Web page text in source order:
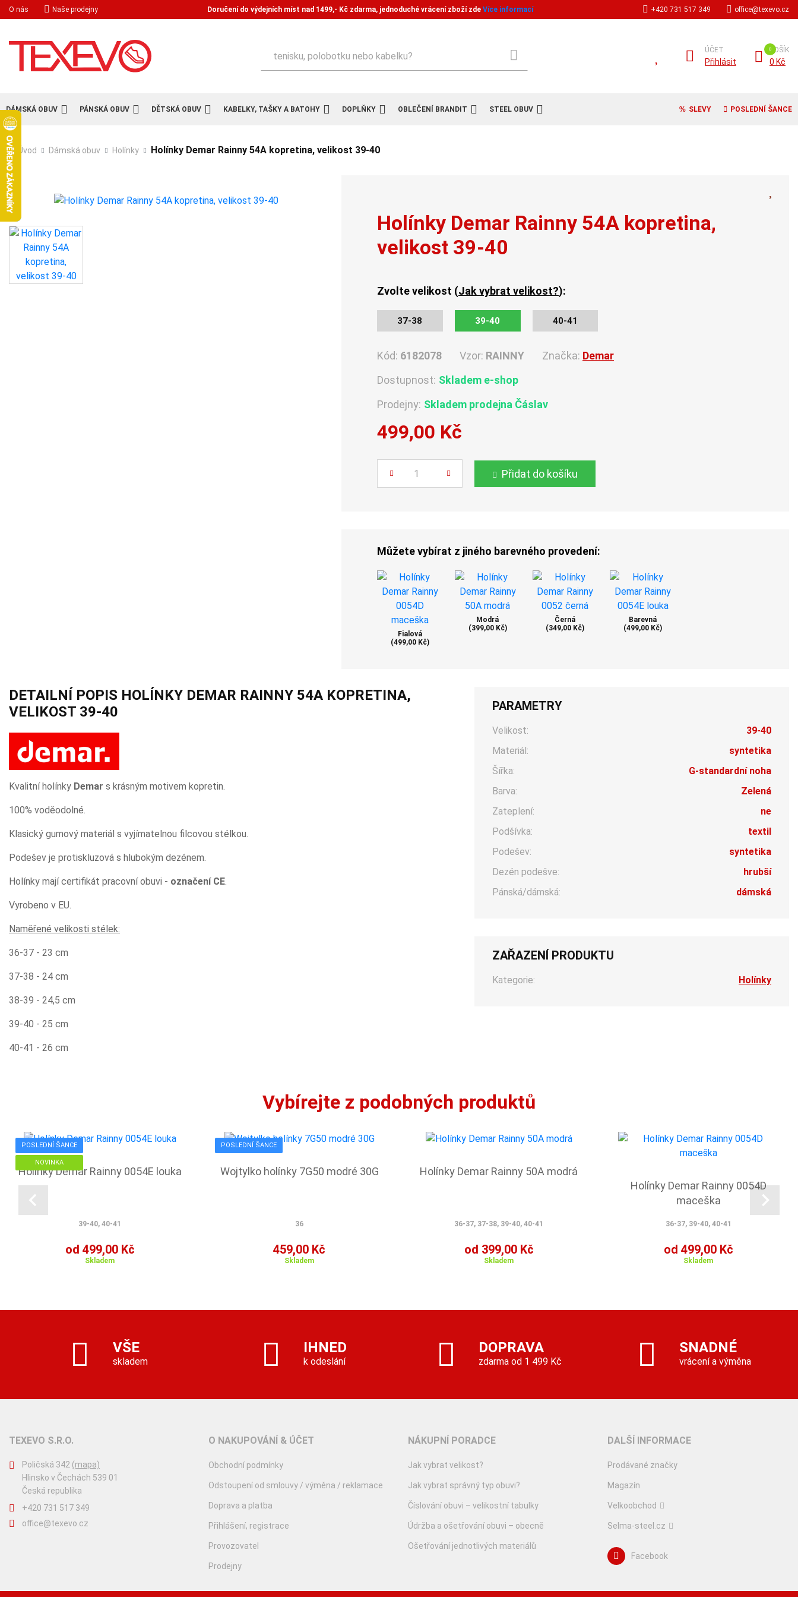
O nás Naše prodejny Doručení do výdejních míst nad 1499,- Kč zdarma, jednoduché vrácení zboží zde Více informací +420 731 517 349 office@texevo.cz
ÚČET
Přihlásit
KOŠÍK
0 Kč
DÁMSKÁ OBUV PÁNSKÁ OBUV DĚTSKÁ OBUV KABELKY, TAŠKY A BATOHY DOPLŇKY OBLEČENÍ BRANDIT STEEL OBUV SLEVY POSLEDNÍ ŠANCE
Úvod Dámská obuv Holínky Holínky Demar Rainny 54A kopretina, velikost 39-40
Holínky Demar Rainny 54A kopretina,
velikost 39-40
Zvolte velikost (Jak vybrat velikost?):
37-38 39-40 40-41
Kód: 6182078 Vzor: RAINNY Značka: Demar
Dostupnost: Skladem e-shop
Prodejny: Skladem prodejna Čáslav
499,00 Kč
Přidat do košíku
Můžete vybírat z jiného barevného provedení:
Fialová
(499,00 Kč)
Modrá
(399,00 Kč)
Černá
(349,00 Kč)
Barevná
(499,00 Kč)
DETAILNÍ POPIS HOLÍNKY DEMAR RAINNY 54A KOPRETINA,
VELIKOST 39-40
Kvalitní holínky Demar s krásným motivem kopretin.
100% voděodolné.
Klasický gumový materiál s vyjímatelnou filcovou stélkou.
Podešev je protiskluzová s hlubokým dezénem.
Holínky mají certifikát pracovní obuvi - označení CE.
Vyrobeno v EU.
Naměřené velikosti stélek:
36-37 - 23 cm
37-38 - 24 cm
38-39 - 24,5 cm
39-40 - 25 cm
40-41 - 26 cm
PARAMETRY
Velikost:
39-40
Materiál:
syntetika
Šířka:
G-standardní noha
Barva:
Zelená
Zateplení:
ne
Podšívka:
textil
Podešev:
syntetika
Dezén podešve:
hrubší
Pánská/dámská:
dámská
ZAŘAZENÍ PRODUKTU
Kategorie: Holínky
Vybírejte z podobných produktů
POSLEDNÍ ŠANCE
NOVINKA
Holínky Demar Rainny 0054E louka
39-40, 40-41
od 499,00 Kč
Skladem
POSLEDNÍ ŠANCE
Wojtylko holínky 7G50 modré 30G
36
459,00 Kč
Skladem
Holínky Demar Rainny 50A modrá
36-37, 37-38, 39-40, 40-41
od 399,00 Kč
Skladem
Holínky Demar Rainny 0054D
maceška
36-37, 39-40, 40-41
od 499,00 Kč
Skladem
VŠE
skladem
IHNED
k odeslání
DOPRAVA
zdarma od 1 499 Kč
SNADNÉ
vrácení a výměna
TEXEVO S.R.O.
Poličská 342 (mapa)
Hlinsko v Čechách 539 01
Česká republika
+420 731 517 349
office@texevo.cz
O NAKUPOVÁNÍ & ÚČET
Obchodní podmínky
Odstoupení od smlouvy / výměna / reklamace
Doprava a platba
Přihlášení, registrace
Provozovatel
Prodejny
NÁKUPNÍ PORADCE
Jak vybrat velikost?
Jak vybrat správný typ obuvi?
Číslování obuvi – velikostní tabulky
Údržba a ošetřování obuvi – obecně
Ošetřování jednotlivých materiálů
DALŠÍ INFORMACE
Prodávané značky
Magazín
Velkoobchod
Selma-steel.cz
Facebook